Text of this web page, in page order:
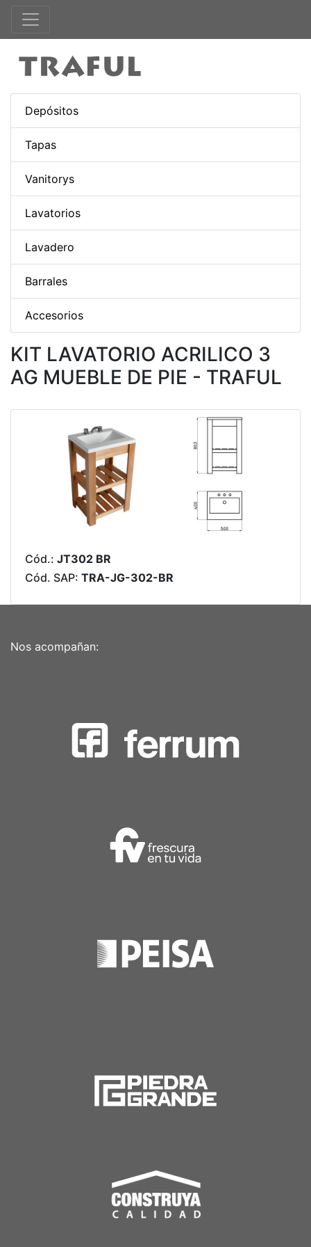
Depósitos
Tapas
Vanitorys
Lavatorios
Lavadero
Barrales
Accesorios
KIT LAVATORIO ACRILICO 3
AG MUEBLE DE PIE - TRAFUL
Cód.: JT302 BR
Cód. SAP: TRA-JG-302-BR
Nos acompañan: